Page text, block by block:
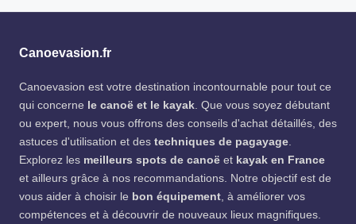
Canoevasion.fr
Canoevasion est votre destination incontournable pour tout ce
qui concerne le canoë et le kayak. Que vous soyez débutant
ou expert, nous vous offrons des conseils d'achat détaillés, des
astuces d'utilisation et des techniques de pagayage.
Explorez les meilleurs spots de canoë et kayak en France
et ailleurs grâce à nos recommandations. Notre objectif est de
vous aider à choisir le bon équipement, à améliorer vos
compétences et à découvrir de nouveaux lieux magnifiques.